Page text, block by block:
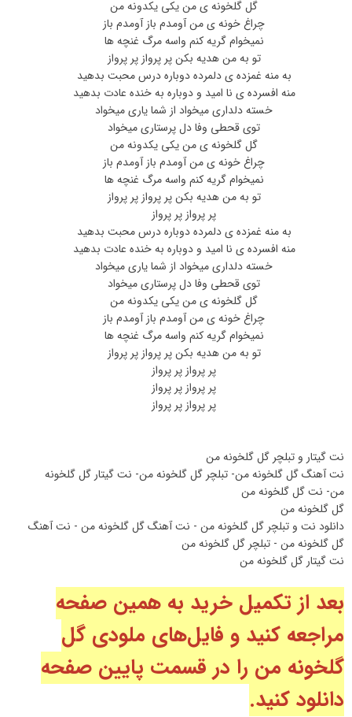
گل گلخونه ی من یکی یکدونه من
چراغ خونه ی من آومدم باز آومدم باز
نمیخوام گریه کنم واسه مرگ غنچه ها
تو به من هدیه بکن پر پرواز پر پرواز
به منه غمزده ی دلمرده دوباره درس محبت بدهید
منه افسرده ی نا امید و دوباره به خنده عادت بدهید
خسته دلداری میخواد از شما یاری میخواد
توی قحطی وفا دل پرستاری میخواد
گل گلخونه ی من یکی یکدونه من
چراغ خونه ی من آومدم باز آومدم باز
نمیخوام گریه کنم واسه مرگ غنچه ها
تو به من هدیه بکن پر پرواز پر پرواز
پر پرواز پر پرواز
به منه غمزده ی دلمرده دوباره درس محبت بدهید
منه افسرده ی نا امید و دوباره به خنده عادت بدهید
خسته دلداری میخواد از شما یاری میخواد
توی قحطی وفا دل پرستاری میخواد
گل گلخونه ی من یکی یکدونه من
چراغ خونه ی من آومدم باز آومدم باز
نمیخوام گریه کنم واسه مرگ غنچه ها
تو به من هدیه بکن پر پرواز پر پرواز
پر پرواز پر پرواز
پر پرواز پر پرواز
پر پرواز پر پرواز
نت گیتار و تبلچر گل گلخونه من
نت آهنگ گل گلخونه من- تبلچر گل گلخونه من- نت گیتار گل گلخونه
من- نت گل گلخونه من
گل گلخونه من
دانلود نت و تبلچر گل گلخونه من - نت آهنگ گل گلخونه من - نت آهنگ
گل گلخونه من - تبلچر گل گلخونه من
نت گیتار گل گلخونه من
بعد از تکمیل خرید به همین صفحه
مراجعه کنید و فایل‌های ملودی گل
گلخونه من را در قسمت پایین صفحه
دانلود کنید.